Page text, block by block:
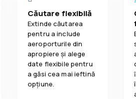
Căutare flexibilă
Extinde căutarea
pentru a include
aeroporturile din
apropiere și alege
date flexibile pentru
a găsi cea mai ieftină
opțiune.